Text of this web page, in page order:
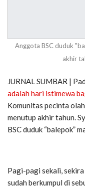
Anggota BSC duduk
akhir
JURNAL SUMBAR |
adalah hari istimewa
Komunitas pecinta
menutup akhir tahun.
BSC duduk “balepok”
Pagi-pagi sekali,
sudah berkumpul di